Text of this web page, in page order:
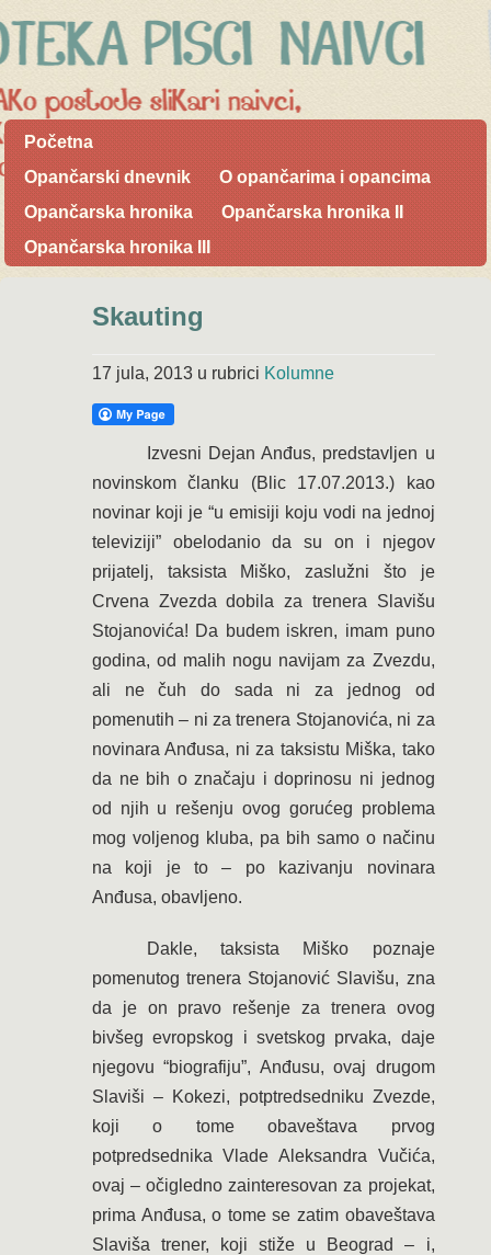
Početna
Opančarski dnevnik
O opančarima i opancima
Opančarska hronika
Opančarska hronika II
Opančarska hronika III
Skauting
17 jula, 2013 u rubrici Kolumne
Izvesni Dejan Anđus, predstavljen u
novinskom članku (Blic 17.07.2013.) kao
novinar koji je “u emisiji koju vodi na jednoj
televiziji” obelodanio da su on i njegov
prijatelj, taksista Miško, zaslužni što je
Crvena Zvezda dobila za trenera Slavišu
Stojanovića! Da budem iskren, imam puno
godina, od malih nogu navijam za Zvezdu,
ali ne čuh do sada ni za jednog od
pomenutih – ni za trenera Stojanovića, ni za
novinara Anđusa, ni za taksistu Miška, tako
da ne bih o značaju i doprinosu ni jednog
od njih u rešenju ovog gorućeg problema
mog voljenog kluba, pa bih samo o načinu
na koji je to – po kazivanju novinara
Anđusa, obavljeno.
Dakle, taksista Miško poznaje
pomenutog trenera Stojanović Slavišu, zna
da je on pravo rešenje za trenera ovog
bivšeg evropskog i svetskog prvaka, daje
njegovu “biografiju”, Anđusu, ovaj drugom
Slaviši – Kokezi, potptredsedniku Zvezde,
koji o tome obaveštava prvog
potpredsednika Vlade Aleksandra Vučića,
ovaj – očigledno zainteresovan za projekat,
prima Anđusa, o tome se zatim obaveštava
Slaviša trener, koji stiže u Beograd – i,